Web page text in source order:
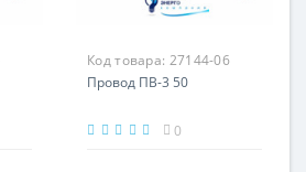
не экранированный
ПВ
Код товара: 27144-06
Провод ПВ-3 50
0